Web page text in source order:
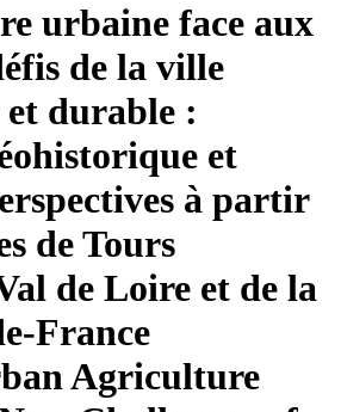
urbaine face aux
de la ville
durable :
et
à partir
de Tours
de Loire et de la
France
Agriculture